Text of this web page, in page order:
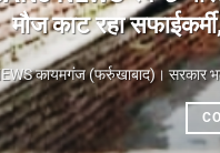
मौज काट रहा
कायमगंज (फर्रुखाबाद)। ​सरकार